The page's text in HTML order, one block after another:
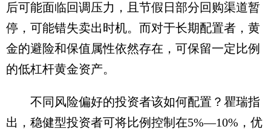
后可能面临回调压力，且节假日部分回购渠道暂
停，可能错失卖出时机。而对于长期配置者，黄
金的避险和保值属性依然存在，可保留一定比例
的低杠杆黄金资产。
不同风险偏好的投资者该如何配置？瞿瑞指
出，稳健型投资者可将比例控制在5%—10%，优